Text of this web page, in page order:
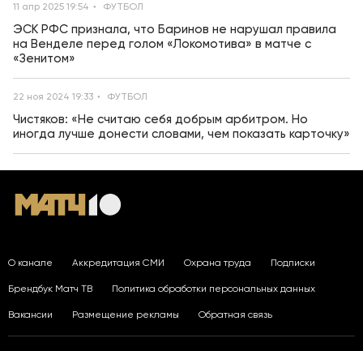
11 апр 2025 19:54 ФУТБОЛ
ЭСК РФС признала, что Баринов не нарушал правила
на Венделе перед голом «Локомотива» в матче с
«Зенитом»
22 ноя 2024 19:33 ФУТБОЛ
Чистяков: «Не считаю себя добрым арбитром. Но
иногда лучше донести словами, чем показать карточку»
О канале Аккредитация СМИ Охрана труда Подписки
Брендбук Матч ТВ Политика обработки персональных данных
Вакансии Размещение рекламы Обратная связь